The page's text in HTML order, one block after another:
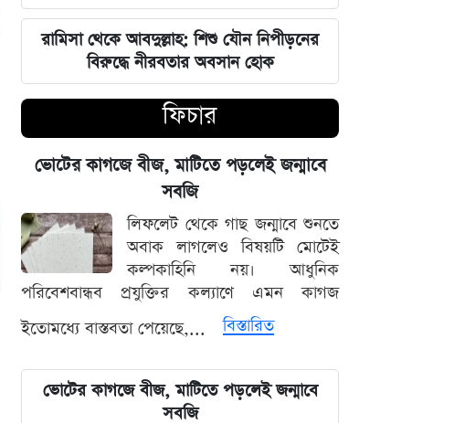
ভারতপ্রেমী হলে দাগি আসামির অপরাধও
চোখ এড়িয়ে যায় দিল্লির: রুহুল কবির
রিজভী
বাংলাদেশ আর কোনো দেশের 'ক্লায়েন্ট স্টেট'
থাকবে না: পররাষ্ট্রমন্ত্রী ড. খলিলুর রহমান
এক ক্লিকেই ফোন-ল্যাপটপের নিয়ন্ত্রণ নিচ্ছে
হ্যাকাররা, পপ-আপ আপডেট নিয়ে কড়া
হুঁশিয়ারি
চাঁদের পৃষ্ঠে ফ্যালকন-৯ রকেটের
অনাকাঙ্ক্ষিত আঘাত
হতে পারে না: ভারপ্রাপ্ত রাষ্ট্রপতি হাফিজ
উদ্দিন
রামিসা থেকে আবদুল্লাহ: শিশু যৌন নিপীড়নের
বিরুদ্ধে নীরবতার অবসান হোক
ফিচার
ভোটের কাগজে বীজ, মাটিতে পড়লেই জন্মাবে
সবজি
লিফলেট থেকে গাছ জন্মাবে শুনতে
অবাক লাগলেও বিষয়টি মোটেই
কল্পকাহিনি নয়। আধুনিক
পরিবেশবান্ধব প্রযুক্তির কল্যাণে এমন কাগজ
ইতোমধ্যে বাস্তবতা পেয়েছে,...
বিস্তারিত
ভোটের কাগজে বীজ, মাটিতে পড়লেই জন্মাবে
সবজি